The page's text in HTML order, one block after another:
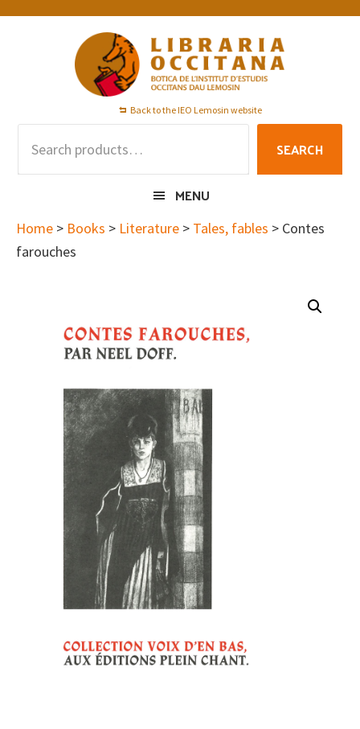
Skip
Skip
Skip
Back to the IEO Lemosin website
SEARCH
MENU
Home > Books > Literature > Tales, fables > Contes
farouches